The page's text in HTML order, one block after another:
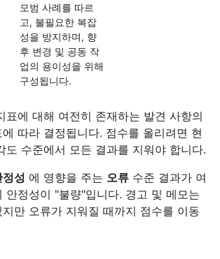
모범 사례를 따르
고, 불필요한 복잡
성을 방지하며, 향
후 변경 및 공동 작
업의 용이성을 위해
구성됩니다.
표에 대해 여전히 존재하는 발견 사항의
에 따라 결정됩니다. 점수를 올리려면 현
도 수준에서 모든 결과를 지워야 합니다.
정성 에 영향을 주는 오류 수준 결과가 여
안정성이 "불량"입니다. 경고 및 메모는
만 오류가 지워질 때까지 점수를 이동